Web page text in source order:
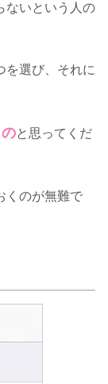
ないという人の
を選び、それに
と思ってくだ
くのが無難で